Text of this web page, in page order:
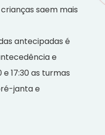
saem mais
antecipadas é
e
17:30 as turmas
janta e